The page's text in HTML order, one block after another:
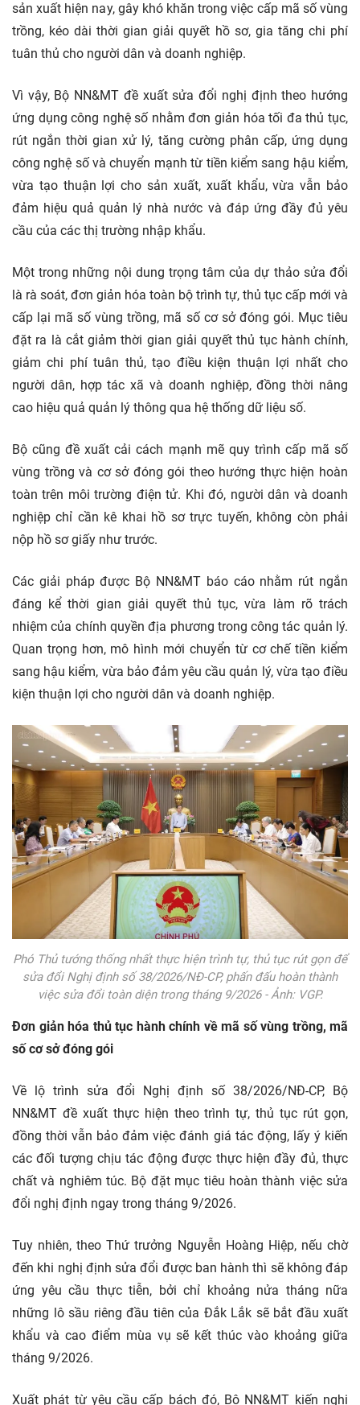
sản xuất hiện nay, gây khó khăn trong việc cấp mã số vùng
trồng, kéo dài thời gian giải quyết hồ sơ, gia tăng chi phí
tuân thủ cho người dân và doanh nghiệp.
Vì vậy, Bộ NN&MT đề xuất sửa đổi nghị định theo hướng
ứng dụng công nghệ số nhằm đơn giản hóa tối đa thủ tục,
rút ngắn thời gian xử lý, tăng cường phân cấp, ứng dụng
công nghệ số và chuyển mạnh từ tiền kiểm sang hậu kiểm,
vừa tạo thuận lợi cho sản xuất, xuất khẩu, vừa vẫn bảo
đảm hiệu quả quản lý nhà nước và đáp ứng đầy đủ yêu
cầu của các thị trường nhập khẩu.
Một trong những nội dung trọng tâm của dự thảo sửa đổi
là rà soát, đơn giản hóa toàn bộ trình tự, thủ tục cấp mới và
cấp lại mã số vùng trồng, mã số cơ sở đóng gói. Mục tiêu
đặt ra là cắt giảm thời gian giải quyết thủ tục hành chính,
giảm chi phí tuân thủ, tạo điều kiện thuận lợi nhất cho
người dân, hợp tác xã và doanh nghiệp, đồng thời nâng
cao hiệu quả quản lý thông qua hệ thống dữ liệu số.
Bộ cũng đề xuất cải cách mạnh mẽ quy trình cấp mã số
vùng trồng và cơ sở đóng gói theo hướng thực hiện hoàn
toàn trên môi trường điện tử. Khi đó, người dân và doanh
nghiệp chỉ cần kê khai hồ sơ trực tuyến, không còn phải
nộp hồ sơ giấy như trước.
Các giải pháp được Bộ NN&MT báo cáo nhằm rút ngắn
đáng kể thời gian giải quyết thủ tục, vừa làm rõ trách
nhiệm của chính quyền địa phương trong công tác quản lý.
Quan trọng hơn, mô hình mới chuyển từ cơ chế tiền kiểm
sang hậu kiểm, vừa bảo đảm yêu cầu quản lý, vừa tạo điều
kiện thuận lợi cho người dân và doanh nghiệp.
Phó Thủ tướng thống nhất thực hiện trình tự, thủ tục rút gọn để
sửa đổi Nghị định số 38/2026/NĐ-CP, phấn đấu hoàn thành
việc sửa đổi toàn diện trong tháng 9/2026 - Ảnh: VGP.
Đơn giản hóa thủ tục hành chính về mã số vùng trồng, mã
số cơ sở đóng gói
Về lộ trình sửa đổi Nghị định số 38/2026/NĐ-CP, Bộ
NN&MT đề xuất thực hiện theo trình tự, thủ tục rút gọn,
đồng thời vẫn bảo đảm việc đánh giá tác động, lấy ý kiến
các đối tượng chịu tác động được thực hiện đầy đủ, thực
chất và nghiêm túc. Bộ đặt mục tiêu hoàn thành việc sửa
đổi nghị định ngay trong tháng 9/2026.
Tuy nhiên, theo Thứ trưởng Nguyễn Hoàng Hiệp, nếu chờ
đến khi nghị định sửa đổi được ban hành thì sẽ không đáp
ứng yêu cầu thực tiễn, bởi chỉ khoảng nửa tháng nữa
những lô sầu riêng đầu tiên của Đắk Lắk sẽ bắt đầu xuất
khẩu và cao điểm mùa vụ sẽ kết thúc vào khoảng giữa
tháng 9/2026.
Xuất phát từ yêu cầu cấp bách đó, Bộ NN&MT kiến nghị